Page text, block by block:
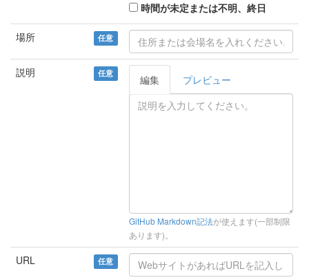
時間が未定または不明、終日
場所 任意
説明 任意 編集 プレビュー
GitHub Markdown記法が使えます(一部制限
あります)。
URL 任意